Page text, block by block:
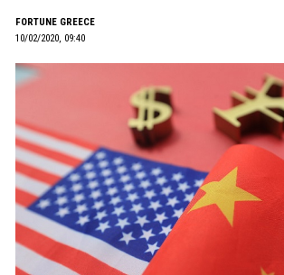
FORTUNE GREECE
10/02/2020, 09:40